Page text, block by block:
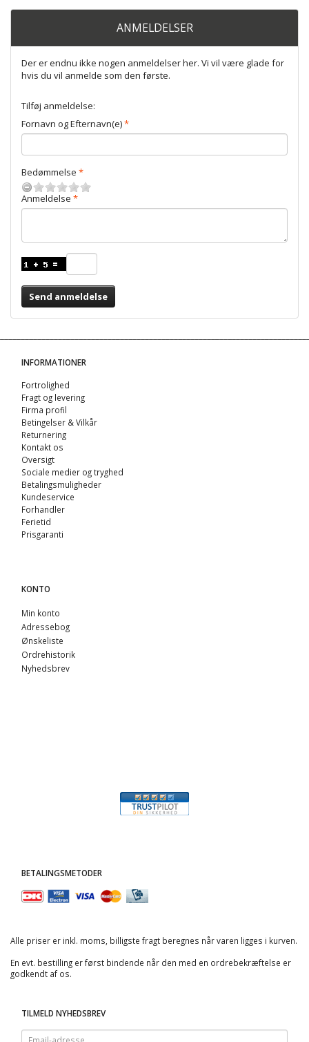
ANMELDELSER
Der er endnu ikke nogen anmeldelser her. Vi vil være glade for
hvis du vil anmelde som den første.
Tilføj anmeldelse:
Fornavn og Efternavn(e)
Bedømmelse
Anmeldelse
Send anmeldelse
INFORMATIONER
Fortrolighed
Fragt og levering
Firma profil
Betingelser & Vilkår
Returnering
Kontakt os
Oversigt
Sociale medier og tryghed
Betalingsmuligheder
Kundeservice
Forhandler
Ferietid
Prisgaranti
KONTO
Min konto
Adressebog
Ønskeliste
Ordrehistorik
Nyhedsbrev
BETALINGSMETODER
Alle priser er inkl. moms, billigste fragt beregnes når varen ligges i kurven.
En evt. bestilling er først bindende når den med en ordrebekræftelse er
godkendt af os.
TILMELD NYHEDSBREV
Email-